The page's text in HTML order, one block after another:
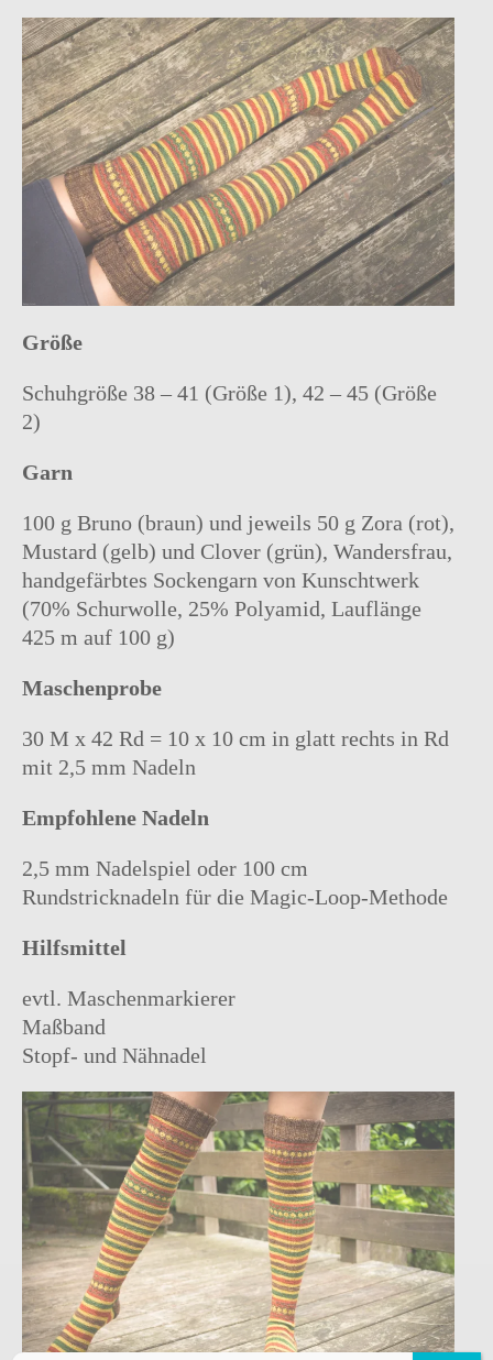
Größe
Schuhgröße 38 – 41 (Größe 1), 42 – 45 (Größe
2)
Garn
100 g Bruno (braun) und jeweils 50 g Zora (rot),
Mustard (gelb) und Clover (grün), Wandersfrau,
handgefärbtes Sockengarn von Kunschtwerk
(70% Schurwolle, 25% Polyamid, Lauflänge
425 m auf 100 g)
Maschenprobe
30 M x 42 Rd = 10 x 10 cm in glatt rechts in Rd
mit 2,5 mm Nadeln
Empfohlene Nadeln
2,5 mm Nadelspiel oder 100 cm
Rundstricknadeln für die Magic-Loop-Methode
Hilfsmittel
evtl. Maschenmarkierer
Maßband
Stopf- und Nähnadel